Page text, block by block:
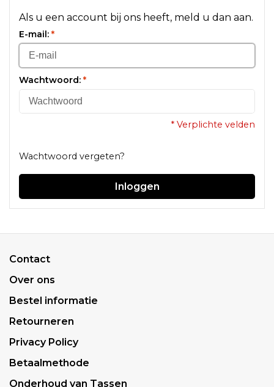
Als u een account bij ons heeft, meld u dan aan.
E-mail: *
Wachtwoord: *
* Verplichte velden
Wachtwoord vergeten?
Inloggen
Contact
Over ons
Bestel informatie
Retourneren
Privacy Policy
Betaalmethode
Onderhoud van Tassen